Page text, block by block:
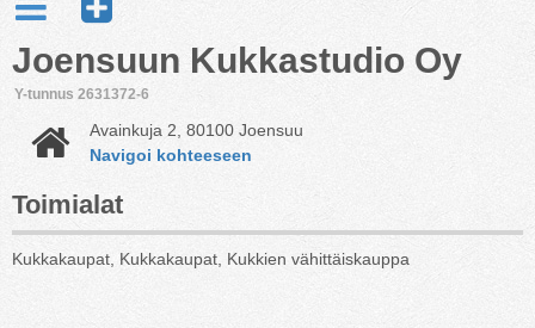
Joensuun Kukkastudio Oy
Y-tunnus 2631372-6
Avainkuja 2, 80100 Joensuu
Navigoi kohteeseen
Toimialat
Kukkakaupat, Kukkakaupat, Kukkien vähittäiskauppa